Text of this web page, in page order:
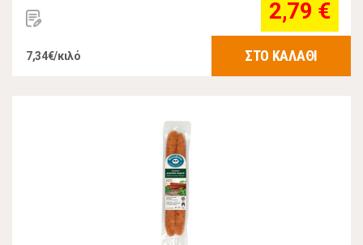
2,79 €
7,34€/κιλό ΣΤΟ ΚΑΛΑΘΙ